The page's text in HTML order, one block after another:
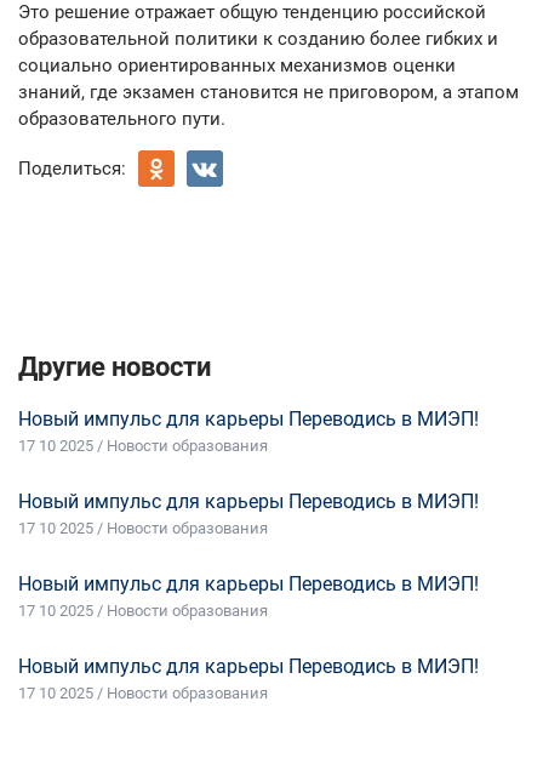
Это решение отражает общую тенденцию российской
образовательной политики к созданию более гибких и
социально ориентированных механизмов оценки
знаний, где экзамен становится не приговором, а этапом
образовательного пути.
Поделиться:
Другие новости
Новый импульс для карьеры Переводись в МИЭП!
17 10 2025 / Новости образования
Новый импульс для карьеры Переводись в МИЭП!
17 10 2025 / Новости образования
Новый импульс для карьеры Переводись в МИЭП!
17 10 2025 / Новости образования
Новый импульс для карьеры Переводись в МИЭП!
17 10 2025 / Новости образования